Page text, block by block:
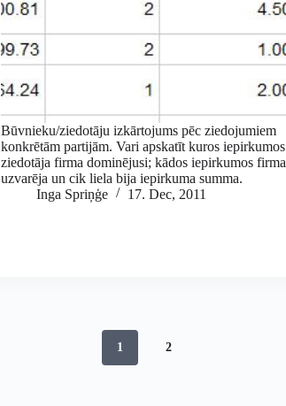
Būvnieku/ziedotāju izkārtojums pēc ziedojumiem
konkrētām partijām. Vari apskatīt kuros iepirkumos
ziedotāja firma dominējusi; kādos iepirkumos firma
uzvarēja un cik liela bija iepirkuma summa.
Inga Spriņģe
17. Dec, 2011
1 2